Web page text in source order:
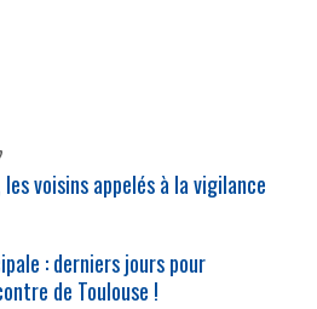
voisins appelés à la vigilance
: derniers jours pour
de Toulouse !